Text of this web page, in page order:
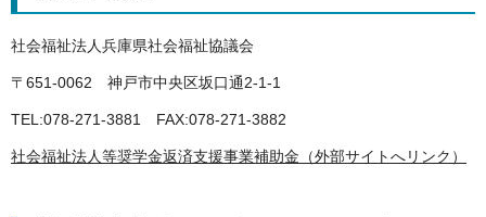
社会福祉法人兵庫県社会福祉協議会
〒651-0062 神戸市中央区坂口通2-1-1
TEL:078-271-3881 FAX:078-271-3882
社会福祉法人等奨学金返済支援事業補助金（外部サイトへリンク）